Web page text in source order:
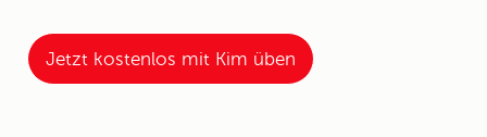
Jetzt kostenlos mit Kim üben